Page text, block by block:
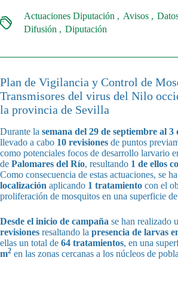
Actuaciones Diputación Avisos
Difusión
Diputación
Plan de Vigilancia y Control de
Transmisores del virus del Nilo
la provincia de Sevilla
Durante la semana del 29 de septiembre al 3
llevado a cabo 10 revisiones de puntos
como potenciales focos de desarrollo larvario
de Palomares del Río, resultando 1 de ellos
Como consecuencia de estas actuaciones, se
localización aplicando 1 tratamiento con el
proliferación de mosquitos en una superficie de
Desde el inicio de campaña se han realizado
revisiones resaltando la presencia de larvas
ellas un total de 64 tratamientos, en una
m2 en las zonas cercanas a los núcleos de